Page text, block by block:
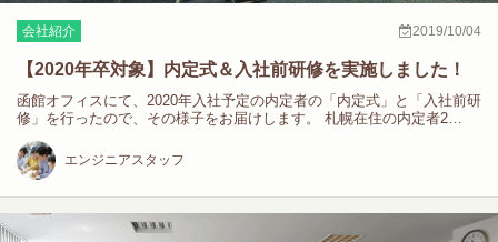
会社紹介 2019/10/04
【2020年卒対象】内定式＆入社前研修を実施しました！
函館オフィスにて、2020年入社予定の内定者の「内定式」と「入社前研
修」を行ったので、その様子をお届けします。 札幌在住の内定者2…
エンジニアスタッフ